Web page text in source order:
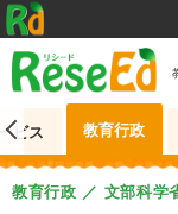
ビス 教育行政
教育行政 文部科学